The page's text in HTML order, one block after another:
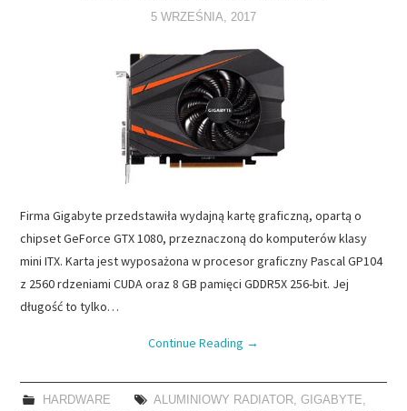
5 WRZEŚNIA, 2017
Firma Gigabyte przedstawiła wydajną kartę graficzną, opartą o
chipset GeForce GTX 1080, przeznaczoną do komputerów klasy
mini ITX. Karta jest wyposażona w procesor graficzny Pascal GP104
z 2560 rdzeniami CUDA oraz 8 GB pamięci GDDR5X 256-bit. Jej
długość to tylko…
Continue Reading →
HARDWARE ALUMINIOWY RADIATOR, GIGABYTE,